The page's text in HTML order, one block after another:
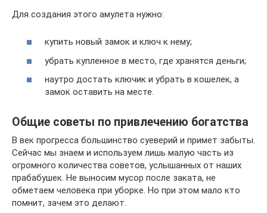
Для создания этого амулета нужно:
купить новый замок и ключ к нему;
убрать купленное в место, где хранятся деньги;
наутро достать ключик и убрать в кошелек, а
замок оставить на месте.
Общие советы по привлечению богатства
В век прогресса большинство суеверий и примет забыты.
Сейчас мы знаем и используем лишь малую часть из
огромного количества советов, услышанных от наших
прабабушек. Не выносим мусор после заката, не
обметаем человека при уборке. Но при этом мало кто
помнит, зачем это делают.